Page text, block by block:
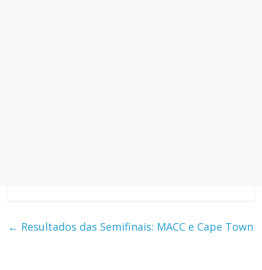
← Resultados das Semifinais: MACC e Cape Town